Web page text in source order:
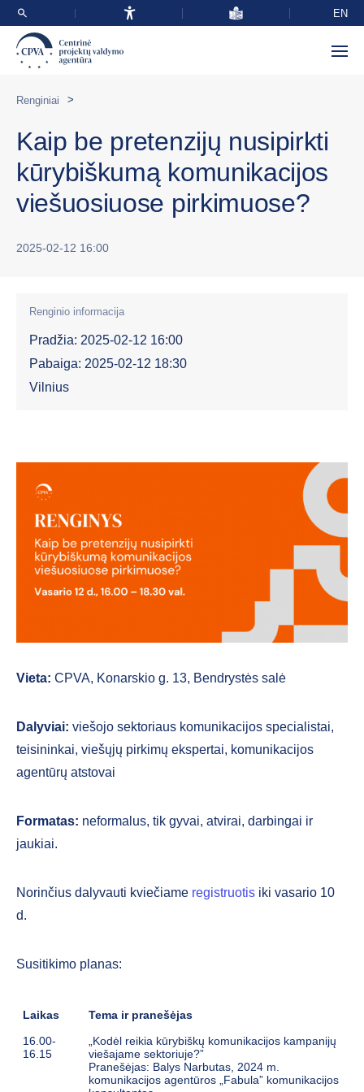
EN
Renginiai >
Kaip be pretenzijų nusipirkti
kūrybiškumą komunikacijos
viešuosiuose pirkimuose?
2025-02-12 16:00
Renginio informacija
Pradžia: 2025-02-12 16:00
Pabaiga: 2025-02-12 18:30
Vilnius
Vieta: CPVA, Konarskio g. 13, Bendrystės salė
Dalyviai: viešojo sektoriaus komunikacijos specialistai,
teisininkai, viešųjų pirkimų ekspertai, komunikacijos
agentūrų atstovai
Formatas: neformalus, tik gyvai, atvirai, darbingai ir
jaukiai.
Norinčius dalyvauti kviečiame registruotis iki vasario 10
d.
Susitikimo planas:
Laikas
Tema ir pranešėjas
16.00-
16.15
„Kodėl reikia kūrybiškų komunikacijos kampanijų
viešajame sektoriuje?”
Pranešėjas: Balys Narbutas, 2024 m.
komunikacijos agentūros „Fabula” komunikacijos